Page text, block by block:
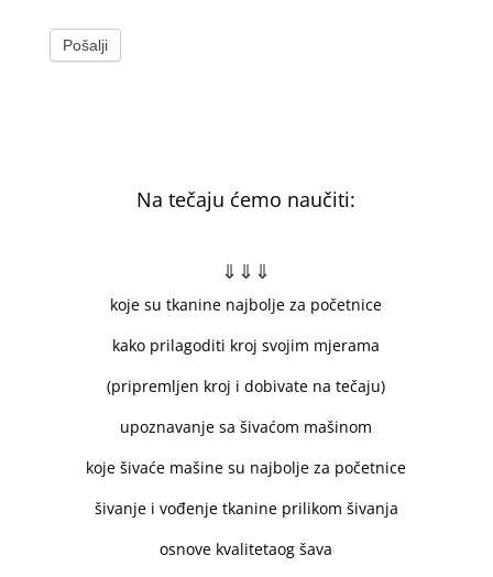
Pošalji
Na tečaju ćemo naučiti:
⇓⇓⇓
koje su tkanine najbolje za početnice
kako prilagoditi kroj svojim mjerama
(pripremljen kroj i dobivate na tečaju)
upoznavanje sa šivaćom mašinom
koje šivaće mašine su najbolje za početnice
šivanje i vođenje tkanine prilikom šivanja
osnove kvalitetaog šava